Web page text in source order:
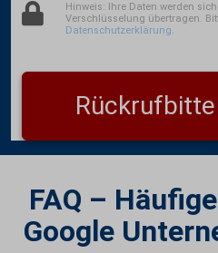
Hinweis: Ihre Daten werden
Verschlüsselung übertragen.
Datenschutzerklärung.
FAQ –
Google